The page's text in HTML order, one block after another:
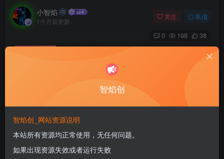
小智焰
1个月前更新
关注 私信
0 198 38
此内容为付费资源，请付费后查看
9.9
普通合伙人免费
立即购买
您当前未登录！建议登陆后购买，可保存购买订单
智焰创
智焰创_网站资源说明
本站所有资源均正常使用，无任何问题。
如果出现资源失效或者运行失败